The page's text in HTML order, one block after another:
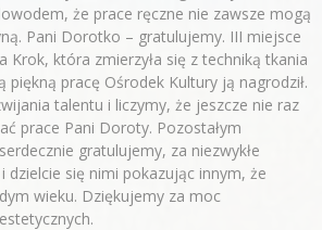
że prace ręczne nie zawsze mogą
Pani Dorotko – gratulujemy. III miejsce
Krok, która zmierzyła się z techniką tkania
piękną pracę Ośrodek Kultury ją nagrodził.
talentu i liczymy, że jeszcze nie raz
prace Pani Doroty. Pozostałym
gratulujemy, za niezwykłe
dzielcie się nimi pokazując innym, że
wieku. Dziękujemy za moc